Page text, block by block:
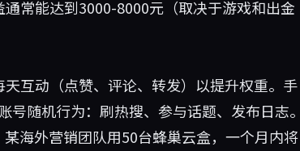
常能达到3000-8000元（取决于游戏和出金
互动（点赞、评论、转发）以提升权重。手
随机行为：刷热搜、参与话题、发布日志。
海外营销团队用50台蜂巢云盒，一个月内将